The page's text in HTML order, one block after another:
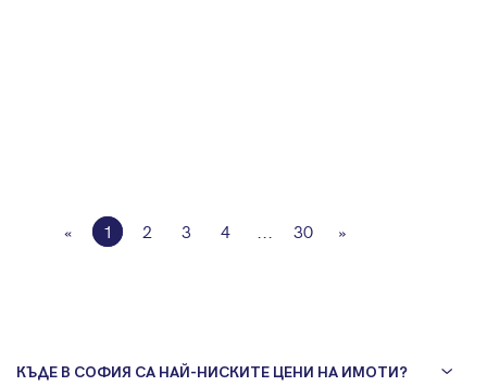
« 1 2 3 4 30 »
КЪДЕ В СОФИЯ СА НАЙ-НИСКИТЕ ЦЕНИ НА ИМОТИ?